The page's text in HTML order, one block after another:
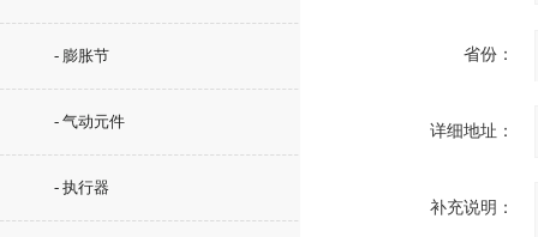
- 膨胀节
- 气动元件
- 执行器
省份：
详细地址：
补充说明：